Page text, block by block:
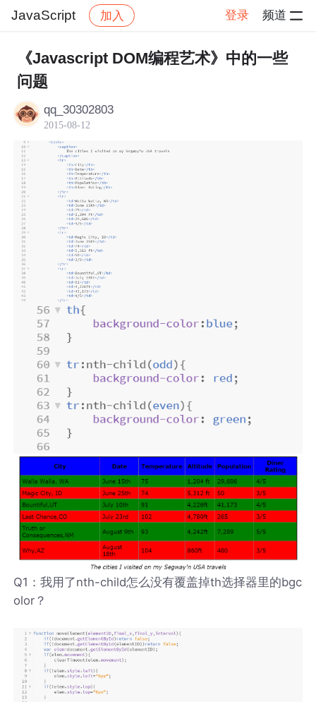
JavaScript 加入 登录 频道
社区 JavaScript 帖子详情
《Javascript DOM编程艺术》中的一些
问题
qq_30302803
2015-08-12
Q1：我用了nth-child怎么没有覆盖掉th选择器里的bgc
olor？